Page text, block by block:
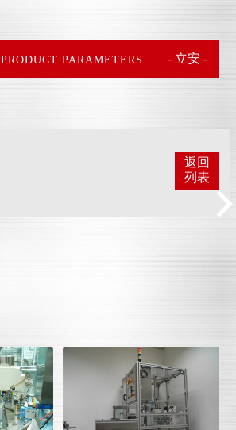
PRODUCT PARAMETERS - 立安 -
返回
列表